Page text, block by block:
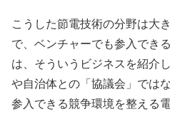
こうした節電技術の分野は大
で、ベンチャーでも参入でき
は、そういうビジネスを紹介
や自治体との「協議会」では
参入できる競争環境を整える